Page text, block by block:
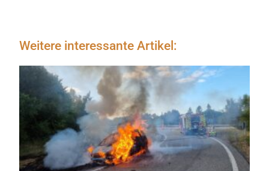
Weitere interessante Artikel: